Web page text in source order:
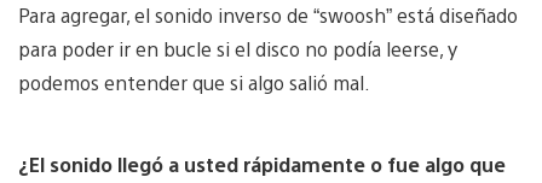
Para agregar, el sonido inverso de “swoosh” está diseñado
para poder ir en bucle si el disco no podía leerse, y
podemos entender que si algo salió mal.
¿El sonido llegó a usted rápidamente o fue algo que